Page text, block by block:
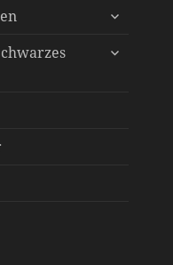
untermenü
untermenü
Service